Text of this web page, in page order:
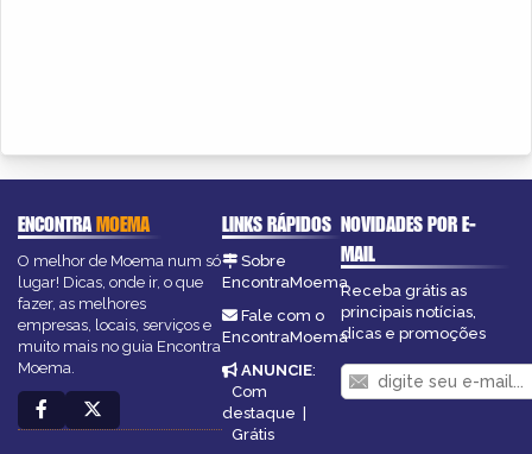
ENCONTRAMOEMA
O melhor de Moema num só
lugar! Dicas, onde ir, o que
fazer, as melhores
empresas, locais, serviços e
muito mais no guia Encontra
Moema.
LINKS RÁPIDOS
Sobre
EncontraMoema
Fale com o
EncontraMoema
ANUNCIE:
Com
destaque |
Grátis
NOVIDADES POR E-
MAIL
Receba grátis as
principais notícias,
dicas e promoções